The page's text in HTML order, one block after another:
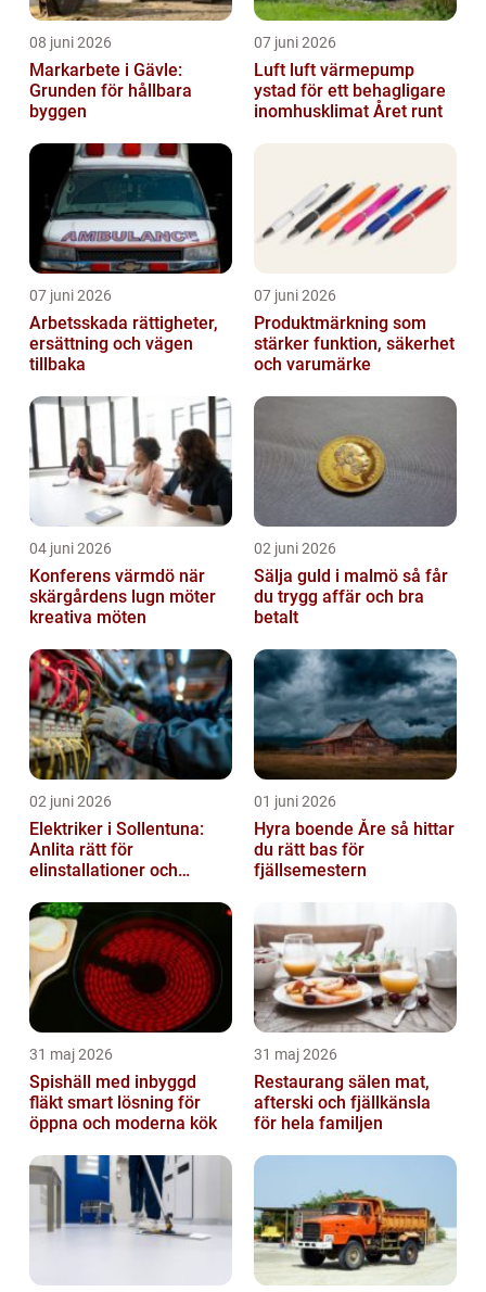
08 juni 2026
Markarbete i Gävle:
Grunden för hållbara
byggen
07 juni 2026
Luft luft värmepump
ystad för ett behagligare
inomhusklimat Året runt
07 juni 2026
Arbetsskada rättigheter,
ersättning och vägen
tillbaka
07 juni 2026
Produktmärkning som
stärker funktion, säkerhet
och varumärke
04 juni 2026
Konferens värmdö när
skärgårdens lugn möter
kreativa möten
02 juni 2026
Sälja guld i malmö så får
du trygg affär och bra
betalt
02 juni 2026
Elektriker i Sollentuna:
Anlita rätt för
elinstallationer och
01 juni 2026
Hyra boende Åre så hittar
du rätt bas för
fjällsemestern
31 maj 2026
Spishäll med inbyggd
fläkt smart lösning för
öppna och moderna kök
31 maj 2026
Restaurang sälen mat,
afterski och fjällkänsla
för hela familjen